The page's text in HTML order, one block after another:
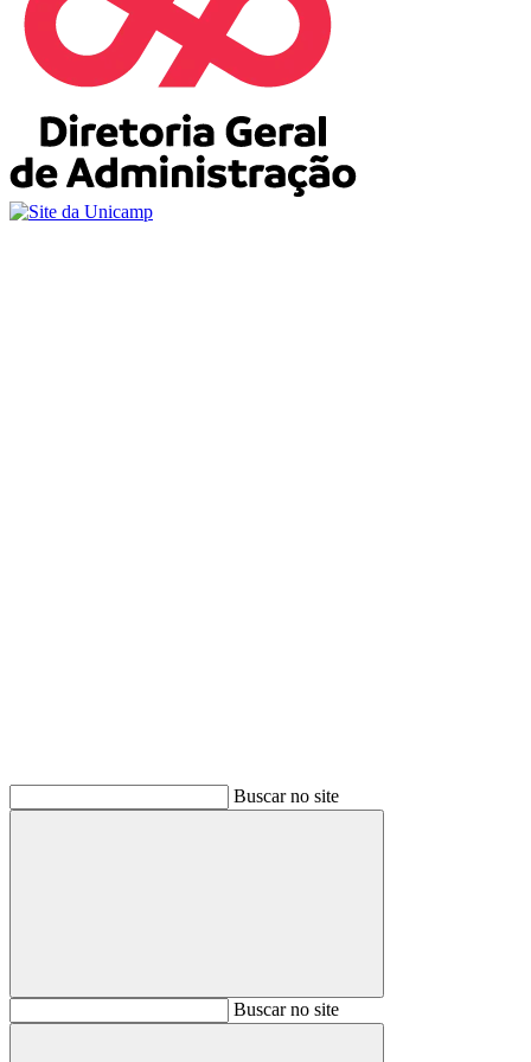
Buscar no site
BuscarBuscar no site